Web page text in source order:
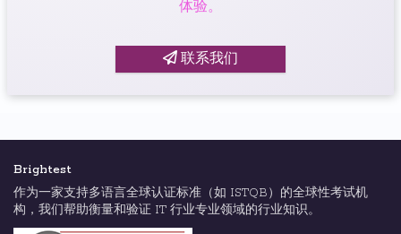
体验。
联系我们
Brightest
作为一家支持多语言全球认证标准（如 ISTQB）的全球性考试机
构，我们帮助衡量和验证 IT 行业专业领域的行业知识。